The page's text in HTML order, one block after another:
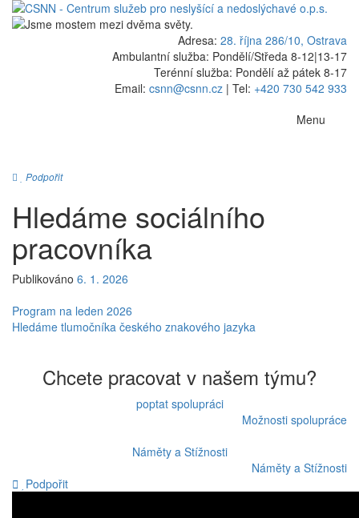
Adresa: 28. října 286/10, Ostrava
Ambulantní služba: Pondělí/Středa 8-12|13-17
Terénní služba: Pondělí až pátek 8-17
Email: csnn@csnn.cz | Tel: +420 730 542 933
Menu
Podpořit
Hledáme sociálního
pracovníka
Publikováno 6. 1. 2026
Navigace
pro
příspěvek
Program na leden 2026
Hledáme tlumočníka českého znakového jazyka
Chcete pracovat v našem týmu?
poptat spolupráci
Možnosti spolupráce
Náměty a Stížnosti
Náměty a Stížnosti
Podpořit